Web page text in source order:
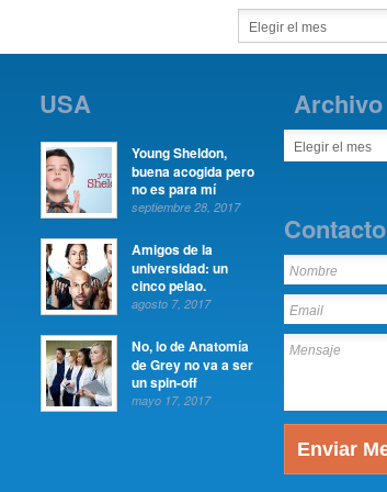
USA
Young Sheldon,
buena acogida pero
no es para mí
septiembre 28, 2017
Amigos de la
universidad: un
cinco pelao.
agosto 7, 2017
No, lo de Anatomía
de Grey no va a ser
un spin-off
mayo 17, 2017
Archivo
Contacto